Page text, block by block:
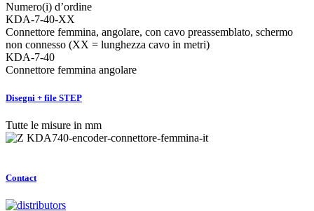
Numero(i) d’ordine
KDA-7-40-XX
Connettore femmina, angolare, con cavo preassemblato, schermo
non connesso (XX = lunghezza cavo in metri)
KDA-7-40
Connettore femmina angolare
Disegni + file STEP
Tutte le misure in mm
Contact